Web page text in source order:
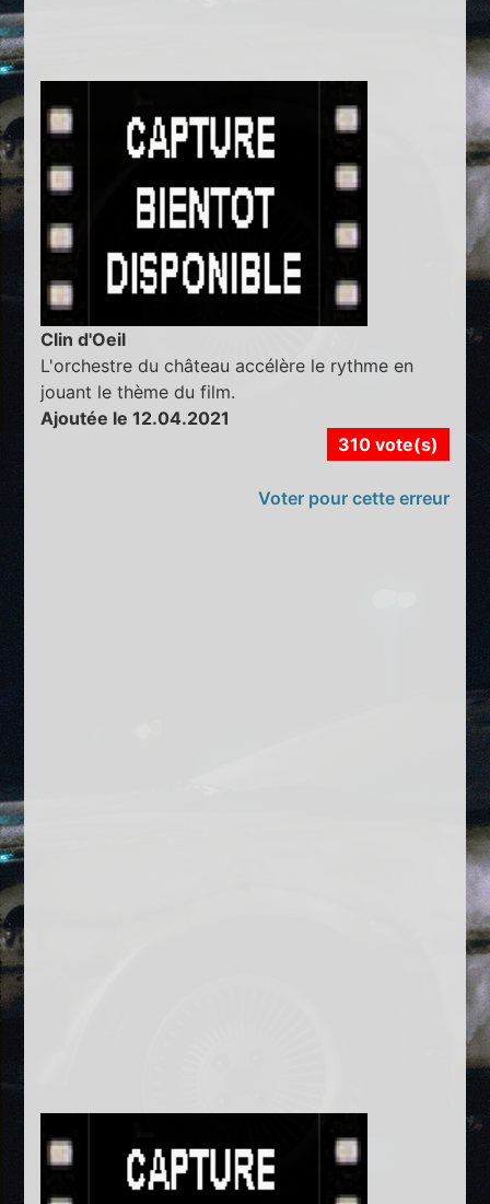
Clin d'Oeil
L'orchestre du château accélère le rythme en
jouant le thème du film.
Ajoutée le 12.04.2021
310 vote(s)
Voter pour cette erreur